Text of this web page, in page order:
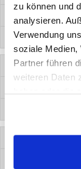
zu können und
analysieren.
Verwendung
soziale Medien,
Partner führen
weiteren Daten
Cookies, wenn